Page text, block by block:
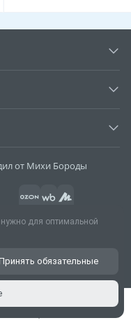
от Михи Бороды
для оптимальной
обязательные